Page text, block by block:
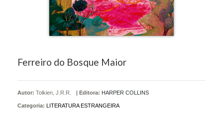
Ferreiro do Bosque Maior
Autor: Tolkien, J.R.R. | Editora: HARPER COLLINS
Categoria: LITERATURA ESTRANGEIRA